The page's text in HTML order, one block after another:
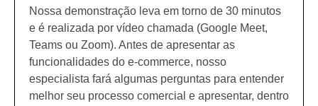
Nossa demonstração leva em torno de 30 minutos
e é realizada por vídeo chamada (Google Meet,
Teams ou Zoom). Antes de apresentar as
funcionalidades do e-commerce, nosso
especialista fará algumas perguntas para entender
melhor seu processo comercial e apresentar, dentro